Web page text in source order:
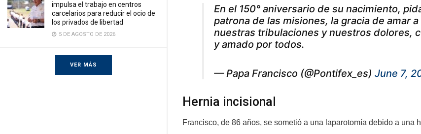
impulsa el trabajo en centros
carcelarios para reducir el ocio de
los privados de libertad
5 DE AGOSTO DE 2026
VER MÁS
En el 150° aniversario de su nacimiento,
patrona de las misiones, la gracia de amar
nuestras tribulaciones y nuestros dolores,
y amado por todos.
— Papa Francisco (@Pontifex_es) June 7,
Hernia incisional
Francisco, de 86 años, se sometió a una laparotomía debido a una